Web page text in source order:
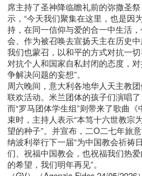
席主持了圣神降临瞻礼前的弥撒圣
示，“今天我们聚集在这里，也是因
持，在同一信仰与爱的合一中生活
会、作为被召唤去宣扬天主在历史中
我们也蒙召，以和平的方式对抗一切
对抗个人和国家自私封闭的态度，
争解决问题的妄想”。
周六晚间，意大利各地华人天主教
联欢活动。米兰团体的孩子们演唱了
而“罗马团体学生组”则带来了歌曲
束时，主持人表示“本笃十六世教宗
望的种子”。并宣布，二O二七年旅
纳波利举行下一届“为中国教会祈祷
们、祝福中国教会，也祝福我们热
的希望，我们明年再见”。